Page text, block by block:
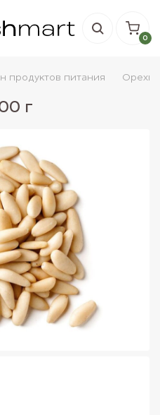
0
продуктов питания Орехи
г